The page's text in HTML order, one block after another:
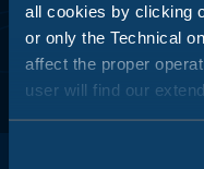
all cookies by clicking
or only the Technical
affect the proper
user will find our